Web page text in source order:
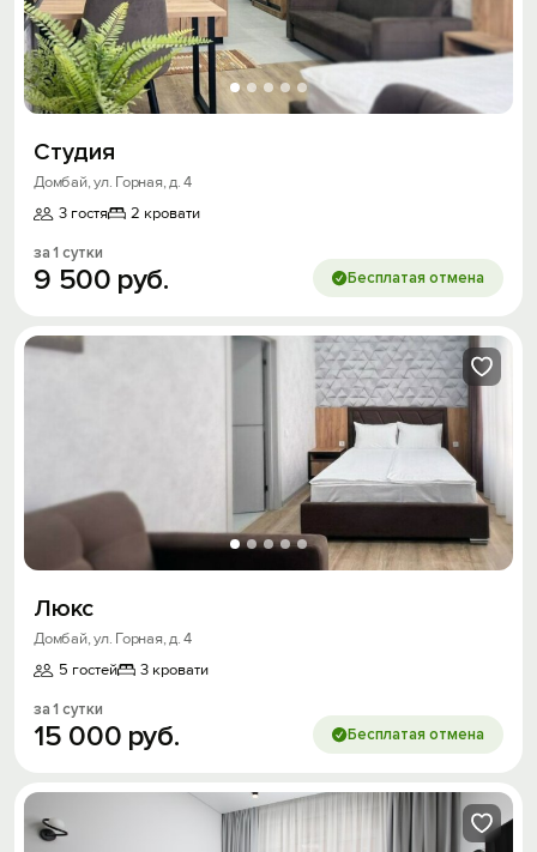
Студия
Домбай, ул. Горная, д. 4
3 гостя
2 кровати
за 1 сутки
9 500 руб. Бесплатая отмена
Люкс
Домбай, ул. Горная, д. 4
5 гостей
3 кровати
за 1 сутки
15 000 руб. Бесплатая отмена